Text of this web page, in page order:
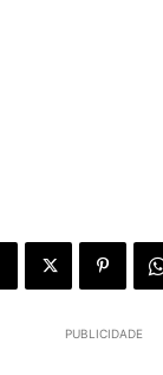
PUBLICIDADE